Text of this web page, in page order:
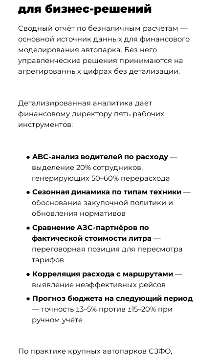
для бизнес-решений
Сводный отчёт по безналичным расчётам —
основной источник данных для финансового
моделирования автопарка. Без него
управленческие решения принимаются на
агрегированных цифрах без детализации.
Детализированная аналитика даёт
финансовому директору пять рабочих
инструментов:
● ABC-анализ водителей по расходу —
выделение 20% сотрудников,
генерирующих 50–60% перерасхода
● Сезонная динамика по типам техники —
обоснование закупочной политики и
обновления нормативов
● Сравнение АЗС-партнёров по
фактической стоимости литра —
переговорная позиция для пересмотра
тарифов
● Корреляция расхода с маршрутами —
выявление неэффективных рейсов
● Прогноз бюджета на следующий период
— точность ±3–5% против ±15–20% при
ручном учёте
По практике крупных автопарков СЗФО,